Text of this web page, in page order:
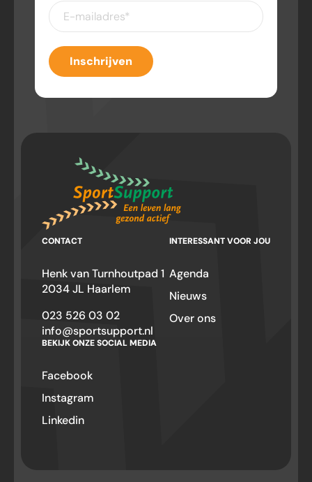
E-
mailadres(Vereist)
Inschrijven
CONTACT
Henk van Turnhoutpad 1
2034 JL Haarlem
023 526 03 02
info@sportsupport.nl
INTERESSANT VOOR JOU
Agenda
Nieuws
Over ons
BEKIJK ONZE SOCIAL MEDIA
Facebook
Instagram
Linkedin